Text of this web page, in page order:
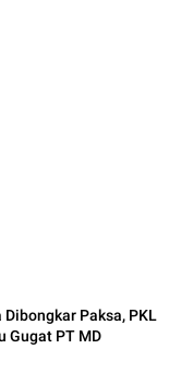
Paksa, PKL
Gugat PT MD